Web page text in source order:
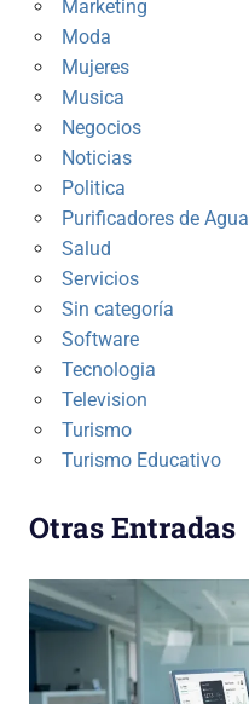
Marketing
Moda
Mujeres
Musica
Negocios
Noticias
Politica
Purificadores de Agua
Salud
Servicios
Sin categoría
Software
Tecnologia
Television
Turismo
Turismo Educativo
Otras Entradas